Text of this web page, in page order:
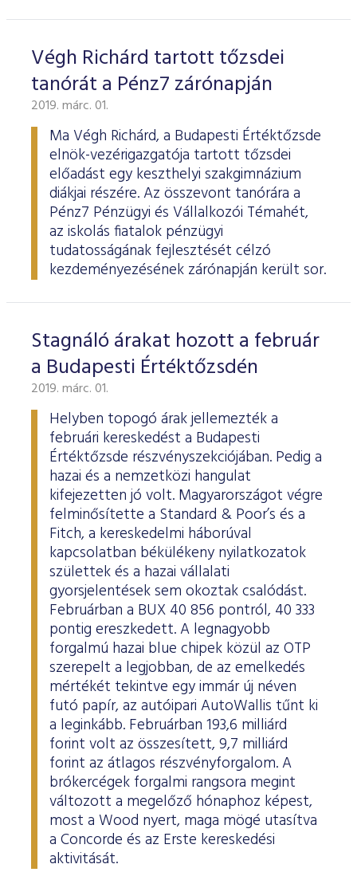
Végh Richárd tartott tőzsdei
tanórát a Pénz7 zárónapján
2019. márc. 01.
Ma Végh Richárd, a Budapesti Értéktőzsde
elnök-vezérigazgatója tartott tőzsdei
előadást egy keszthelyi szakgimnázium
diákjai részére. Az összevont tanórára a
Pénz7 Pénzügyi és Vállalkozói Témahét,
az iskolás fiatalok pénzügyi
tudatosságának fejlesztését célzó
kezdeményezésének zárónapján került sor.
Stagnáló árakat hozott a február
a Budapesti Értéktőzsdén
2019. márc. 01.
Helyben topogó árak jellemezték a
februári kereskedést a Budapesti
Értéktőzsde részvényszekciójában. Pedig a
hazai és a nemzetközi hangulat
kifejezetten jó volt. Magyarországot végre
felminősítette a Standard & Poor’s és a
Fitch, a kereskedelmi háborúval
kapcsolatban békülékeny nyilatkozatok
születtek és a hazai vállalati
gyorsjelentések sem okoztak csalódást.
Februárban a BUX 40 856 pontról, 40 333
pontig ereszkedett. A legnagyobb
forgalmú hazai blue chipek közül az OTP
szerepelt a legjobban, de az emelkedés
mértékét tekintve egy immár új néven
futó papír, az autóipari AutoWallis tűnt ki
a leginkább. Februárban 193,6 milliárd
forint volt az összesített, 9,7 milliárd
forint az átlagos részvényforgalom. A
brókercégek forgalmi rangsora megint
változott a megelőző hónaphoz képest,
most a Wood nyert, maga mögé utasítva
a Concorde és az Erste kereskedési
aktivitását.